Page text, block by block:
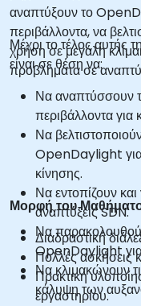
αναπτύξουν το
περιβάλλοντα, να
χρήση σε μεγάλη
προβλήματα σε
Μέχρι το τέλος αυτής
είναι σε θέση να:
Να αναπτύσσουν
περιβάλλοντα για
Να
OpenDaylight για
κίνησης.
Να εντοπίζουν
αναπτύξεις SDN.
Να
OpenDaylight
Να κλιμακώνουν
κάλυψη των
Μορφή του
Διαδραστική
Πολλές ασκήσεις
Πρακτική
εργαστηρίου.